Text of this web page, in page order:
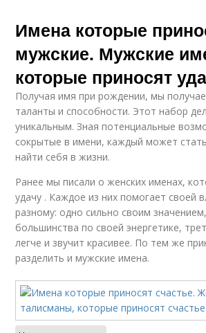
Имена которые
мужские. Мужские
которые приносят
Получая имя при рождении, мы
таланты и способности. Этот набор
уникальным. Зная потенциальные
сокрытые в имени, каждый может
найти себя в жизни.
Ранее мы писали о женских именах,
удачу . Каждое из них помогает своей
разному: одно сильно своим
большинства по своей энергетике,
легче и звучит красивее. По тем же
разделить и мужские имена.